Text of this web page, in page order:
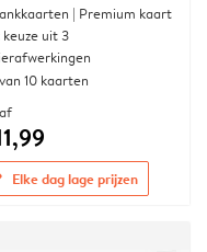
| Premium kaart
uit 3
10 kaarten
Elke dag lage prijzen